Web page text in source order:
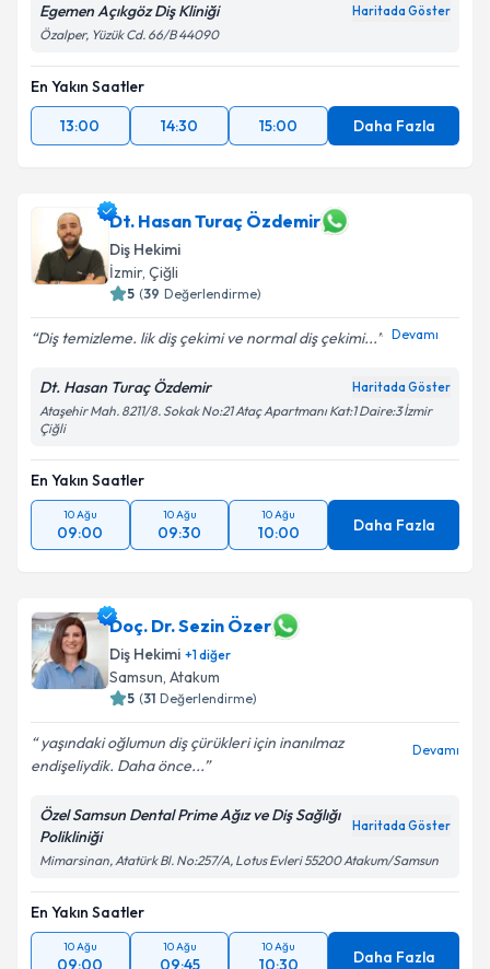
Egemen Açıkgöz Diş Kliniği Haritada Göster
Özalper, Yüzük Cd. 66/B 44090
En Yakın Saatler
13:00
14:30 15:00 Daha Fazla
Dt. Hasan Turaç Özdemir
Diş Hekimi
İzmir, Çiğli
5 (39 Değerlendirme)
Diş temizleme. lik diş çekimi ve normal diş çekimi... Devamı
Dt. Hasan Turaç Özdemir Haritada Göster
Ataşehir Mah. 8211/8. Sokak No:21 Ataç Apartmanı Kat:1 Daire:3 İzmir
Çiğli
En Yakın Saatler
10 Ağu
09:00
10 Ağu
09:30
10 Ağu
10:00 Daha Fazla
Doç. Dr. Sezin Özer
Diş Hekimi +1diğer
Samsun, Atakum
5 (31 Değerlendirme)
yaşındaki oğlumun diş çürükleri için inanılmaz
endişeliydik. Daha önce...
Devamı
Özel Samsun Dental Prime Ağız ve Diş Sağlığı
Polikliniği
Haritada Göster
Mimarsinan, Atatürk Bl. No:257/A, Lotus Evleri 55200 Atakum/Samsun
En Yakın Saatler
10 Ağu
09:00
10 Ağu
09:45
10 Ağu
10:30 Daha Fazla